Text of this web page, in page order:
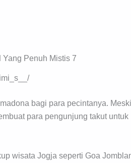
bagi para pecintanya.
para pengunjung takut untuk
wisata Jogja seperti Goa